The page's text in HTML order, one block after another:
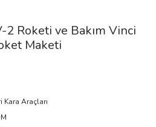
Roketi ve Bakım Vinci
Maketi
Kara Araçları